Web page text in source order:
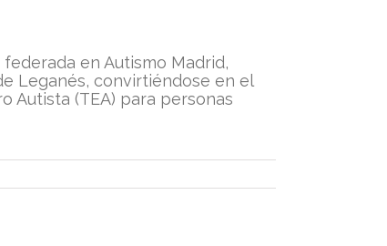
en Autismo Madrid,
Leganés, convirtiéndose en el
Autista (TEA) para personas